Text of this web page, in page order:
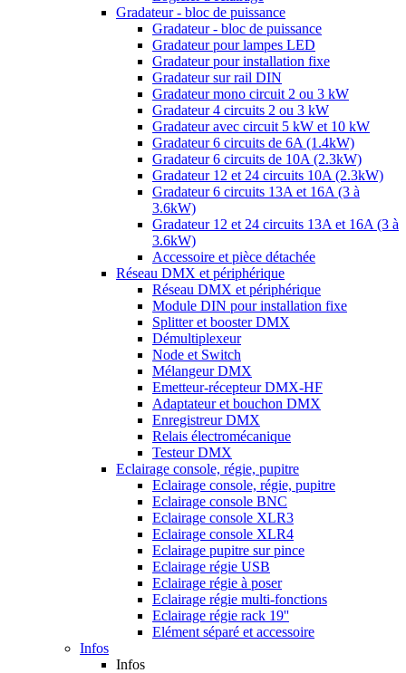
Gradateur - bloc de puissance
Gradateur - bloc de puissance
Gradateur pour lampes LED
Gradateur pour installation fixe
Gradateur sur rail DIN
Gradateur mono circuit 2 ou 3 kW
Gradateur 4 circuits 2 ou 3 kW
Gradateur avec circuit 5 kW et 10 kW
Gradateur 6 circuits de 6A (1.4kW)
Gradateur 6 circuits de 10A (2.3kW)
Gradateur 12 et 24 circuits 10A (2.3kW)
Gradateur 6 circuits 13A et 16A (3 à
3.6kW)
Gradateur 12 et 24 circuits 13A et 16A (3 à
3.6kW)
Accessoire et pièce détachée
Réseau DMX et périphérique
Réseau DMX et périphérique
Module DIN pour installation fixe
Splitter et booster DMX
Démultiplexeur
Node et Switch
Mélangeur DMX
Emetteur-récepteur DMX-HF
Adaptateur et bouchon DMX
Enregistreur DMX
Relais électromécanique
Testeur DMX
Eclairage console, régie, pupitre
Eclairage console, régie, pupitre
Eclairage console BNC
Eclairage console XLR3
Eclairage console XLR4
Eclairage pupitre sur pince
Eclairage régie USB
Eclairage régie à poser
Eclairage régie multi-fonctions
Eclairage régie rack 19''
Elément séparé et accessoire
Infos
Infos